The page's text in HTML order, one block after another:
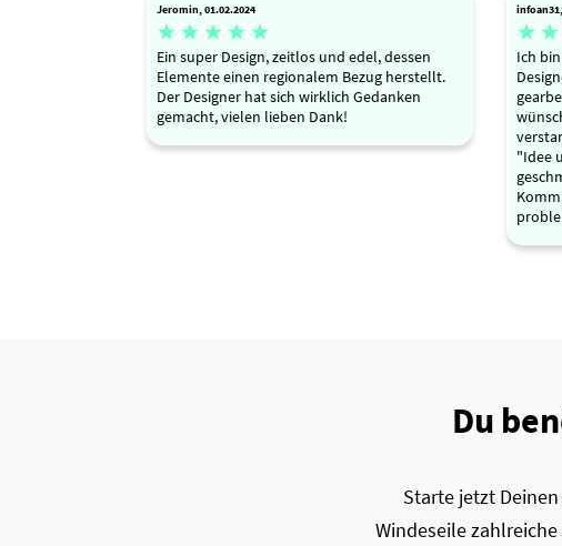
Jeromin, 01.02.2024
    
Ein super Design, zeitlos und edel, dessen
Elemente einen regionalem Bezug herstellt.
Der Designer hat sich wirklich Gedanken
gemacht, vielen lieben Dank!
 
Ich
"Idee
Du
Starte jetzt
Windeseile